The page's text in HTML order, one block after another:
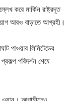
করে মার্কিন রাষ্ট্রদূত
আরও বাড়াতে আগ্রহী।
পাওয়ার লিমিটেডের
পরিদর্শন শেষে